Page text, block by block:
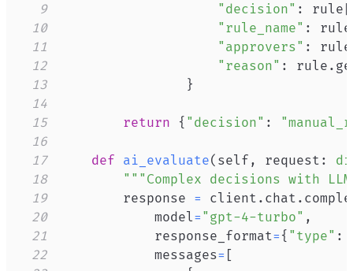
9
"decision" : rule
10
"rule_name" : rule
11
"approvers" : rule
12
"reason" : rule .
13
}
14
15
return { "decision" :
16
17
def ai_evaluate( self , request :
18
"""Complex decisions with
19
        response
= client . chat .
20
            model
= "gpt-4-turbo" ,
21
            response_format
= { "type" :
22
            messages
= [